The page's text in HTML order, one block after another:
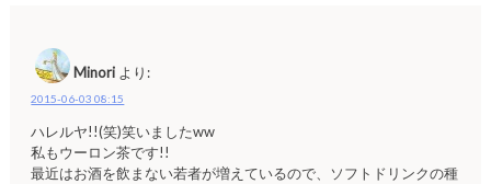
Minori より:
2015-06-03 08:15
ハレルヤ!!(笑)笑いましたww
私もウーロン茶です!!
最近はお酒を飲まない若者が増えているので、ソフトドリンクの種